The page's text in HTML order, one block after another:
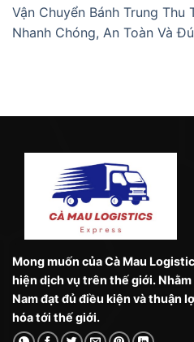
Vận Chuyển Bánh Trung Thu
Nhanh Chóng, An Toàn Và
Mong muốn của Cà Mau
hiện dịch vụ trên thế giới.
Nam đạt đủ điều kiện và thuận
hóa tới thế giới.